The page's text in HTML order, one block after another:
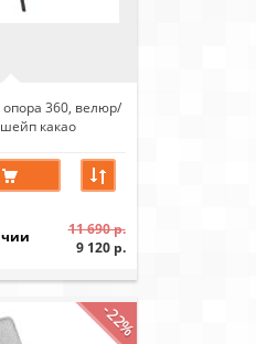
опора 360, велюр/
какао
11 690 р.
9 120 р.
-22%